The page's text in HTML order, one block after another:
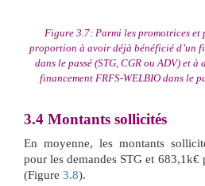
Figure 3.7: Parmi les promotrices et
proportion à avoir déjà bénéficié d’un
dans le passé (STG, CGR ou ADV) et
financement FRFS-WELBIO dans le
3.4 Montants sollicités
En moyenne, les montants
pour les demandes STG et 683,1k€
(Figure 3.8).